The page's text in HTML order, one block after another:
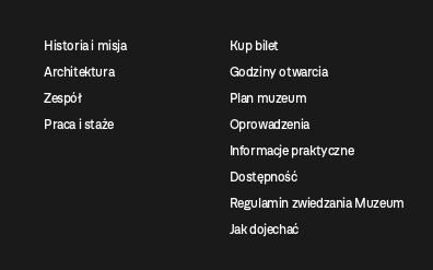
Historia i misja
Architektura
Zespół
Praca i staże
Kup bilet
Godziny otwarcia
Plan muzeum
Oprowadzenia
Informacje praktyczne
Dostępność
Regulamin zwiedzania Muzeum
Jak dojechać